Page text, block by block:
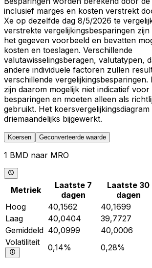
inclusief marges en kosten verstrekt
Xe op dezelfde dag 8/5/2026 te
verstrekte vergelijkingsbesparingen
het gegeven voorbeeld en bevatten
kosten en toeslagen. Verschillende
valutawisselingsberagen, valutatypen,
andere individuele factoren zullen
verschillende vergelijkingsbesparingen.
zijn daarom mogelijk niet indicatief
besparingen en moeten alleen als
gebruikt. Het
driemaandelijks bijgewerkt.
Koersen Geconverteerde waarde
1 BMD naar MRO
Metriek
Laatste 7
dagen
Laatste 30
dagen
Hoog
40,1562 40,1699
Laag
40,0404 39,7727
Gemiddeld 40,0999 40,0006
Volatiliteit
0,14% 0,28%